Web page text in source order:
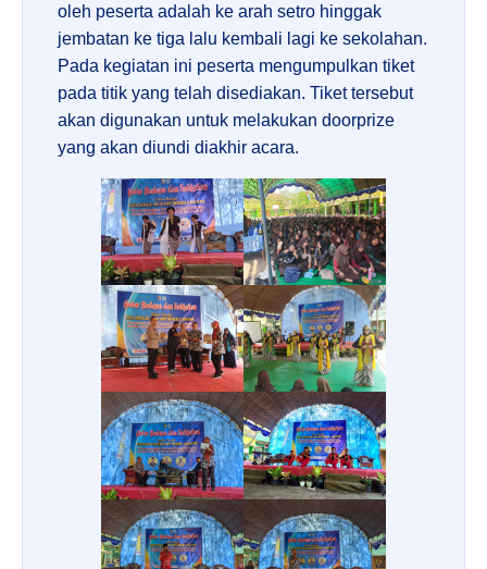
oleh peserta adalah ke arah setro hinggak
jembatan ke tiga lalu kembali lagi ke sekolahan.
Pada kegiatan ini peserta mengumpulkan tiket
pada titik yang telah disediakan. Tiket tersebut
akan digunakan untuk melakukan doorprize
yang akan diundi diakhir acara.